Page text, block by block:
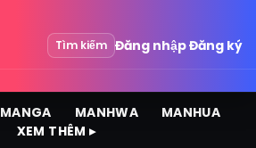
Tìm kiếm Đăng nhậpĐăng ký
MANGA MANHWA
MANHUA
XEM THÊM ▸